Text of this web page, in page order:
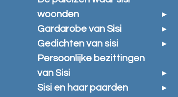
woonden
Gardarobe van Sisi
Gedichten van sisi
Persoonlijke bezittingen
van Sisi
Sisi en haar paarden